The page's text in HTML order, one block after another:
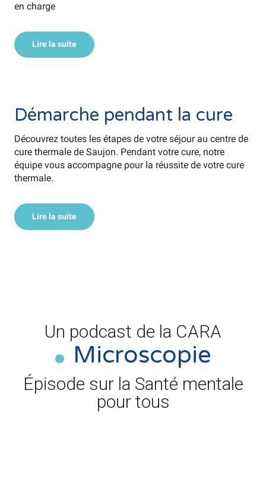
en charge
Lire la suite
Démarche pendant la cure
Découvrez toutes les étapes de votre séjour au centre de
cure thermale de Saujon. Pendant votre cure, notre
équipe vous accompagne pour la réussite de votre cure
thermale.
Lire la suite
Un podcast de la CARA
Microscopie
Épisode sur la Santé mentale
pour tous